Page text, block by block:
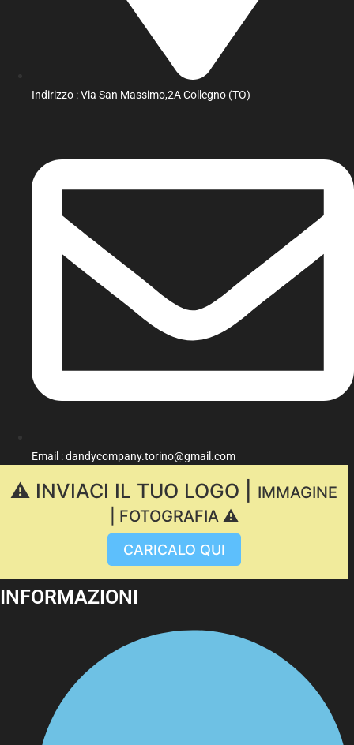
Indirizzo : Via San Massimo,2A Collegno (TO)
Email : dandycompany.torino@gmail.com
⚠️ INVIACI IL TUO LOGO |
IMMAGINE
| FOTOGRAFIA ⚠️
CARICALO QUI
INFORMAZIONI